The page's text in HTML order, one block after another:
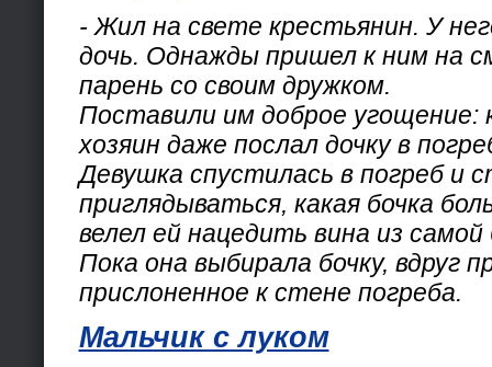
- Жил на свете крестьянин. У
дочь. Однажды пришел к ним на
парень со своим дружком.
Поставили им доброе угощение:
хозяин даже послал дочку в
Девушка спустилась в погреб и
приглядываться, какая бочка
велел ей нацедить вина из самой
Пока она выбирала бочку, вдруг
прислоненное к стене погреба.
Мальчик с луком